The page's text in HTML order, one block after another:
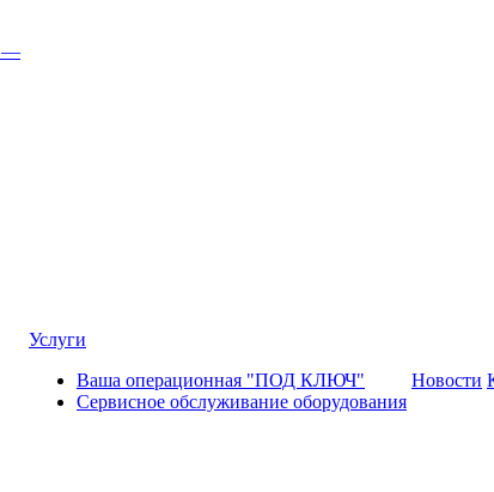
—
Услуги
Ваша операционная "ПОД КЛЮЧ"
Сервисное обслуживание оборудования
Новости